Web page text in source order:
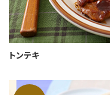
トンテキ